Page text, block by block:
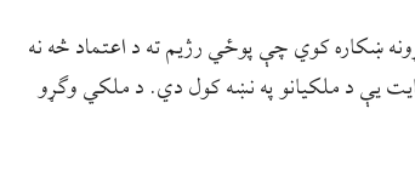
ښکاره کوي چې پوځي رژیم ته د اعتماد څه نه
یې د ملکیانو په نښه کول دي. د ملکي وګړو